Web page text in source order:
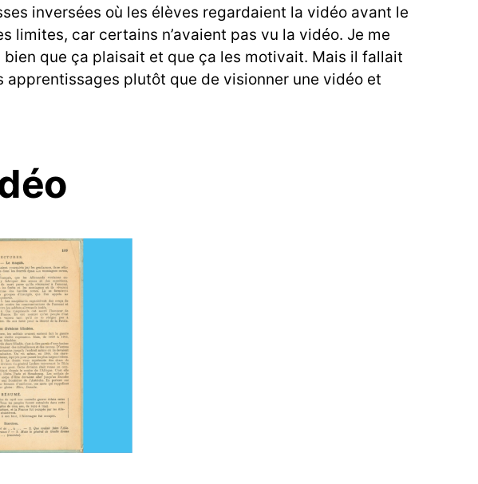
inversées où les élèves regardaient la vidéo avant le
limites, car certains n’avaient pas vu la vidéo. Je me
que ça plaisait et que ça les motivait. Mais il fallait
plutôt que de visionner une vidéo et